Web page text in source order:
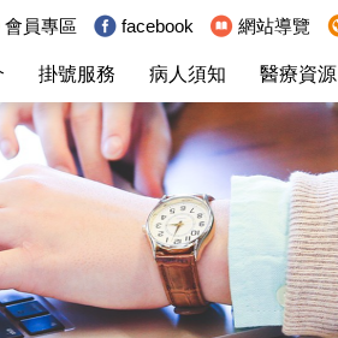
掛號服務 病人須知 醫療資源
會員專區 facebook 網站導覽